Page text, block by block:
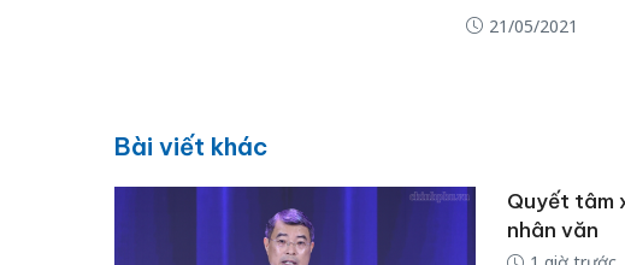
21/05/2021
Bài viết khác
Quyết tâm
nhân văn